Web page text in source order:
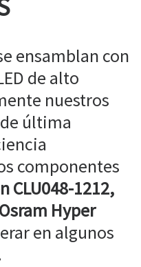
ensamblan con
de alto
nuestros
última
componentes
CLU048-1212,
Hyper
en algunos